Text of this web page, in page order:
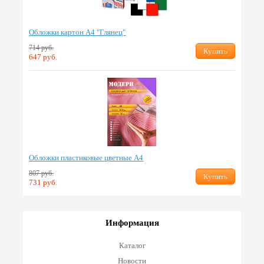
Обложки картон А4 "Глянец"
714 руб.
647 руб.
Купить
Обложки пластиковые цветные А4
807 руб.
731 руб.
Купить
Информация
Каталог
Новости